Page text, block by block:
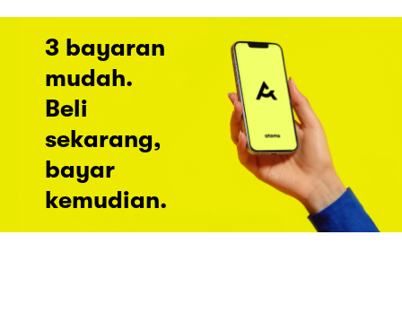
3 bayaran
mudah.
Beli
sekarang,
bayar
kemudian.